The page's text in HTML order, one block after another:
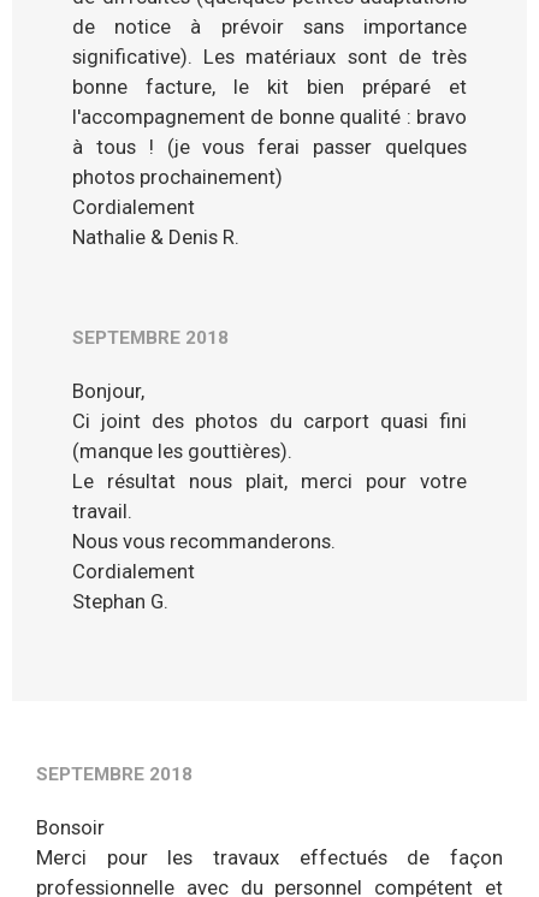
de notice à prévoir sans importance
significative). Les matériaux sont de très
bonne facture, le kit bien préparé et
l'accompagnement de bonne qualité : bravo
à tous ! (je vous ferai passer quelques
photos prochainement)
Cordialement
Nathalie & Denis R.
SEPTEMBRE 2018
Bonjour,
Ci joint des photos du carport quasi fini
(manque les gouttières).
Le résultat nous plait, merci pour votre
travail.
Nous vous recommanderons.
Cordialement
Stephan G.
SEPTEMBRE 2018
Bonsoir
Merci pour les travaux effectués de façon
professionnelle avec du personnel compétent et